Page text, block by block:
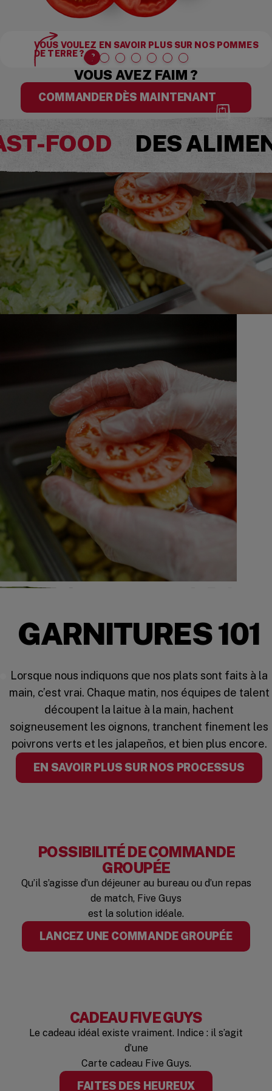
VOUS VOULEZ EN SAVOIR PLUS SUR NOS POMMES
DE TERRE ?
VOUS AVEZ FAIM ?
COMMANDER DÈS MAINTENANT
GARNITURES 101
Lorsque nous indiquons que nos plats sont faits à la
main, c’est vrai. Chaque matin, nos équipes de talent
découpent la laitue à la main, hachent
soigneusement les oignons, tranchent finement les
poivrons verts et les jalapeños, et bien plus encore.
EN SAVOIR PLUS SUR NOS PROCESSUS
Five Guys Toppings
FOOD DES
POSSIBILITÉ DE COMMANDE
GROUPÉE
Qu’il s’agisse d’un déjeuner au bureau ou d’un repas
de match, Five Guys
est la solution idéale.
LANCEZ UNE COMMANDE GROUPÉE
CADEAU FIVE GUYS
Le cadeau idéal existe vraiment. Indice : il s’agit
d’une
Carte cadeau Five Guys.
FAITES DES HEUREUX